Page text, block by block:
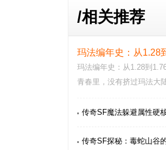
/相关推荐
玛法编年史：从
玛法编年史：从1.28到
青春里，没有挤过玛法大
传奇SF魔法躲避属性硬
传奇SF探秘：毒蛇山谷